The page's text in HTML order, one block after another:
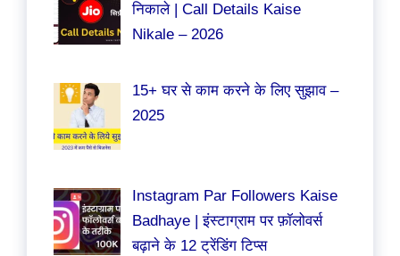
निकाले | Call Details Kaise
Nikale – 2026
15+ घर से काम करने के लिए सुझाव –
2025
Instagram Par Followers Kaise
Badhaye | इंस्टाग्राम पर फ़ॉलोवर्स
बढ़ाने के 12 ट्रेंडिंग टिप्स